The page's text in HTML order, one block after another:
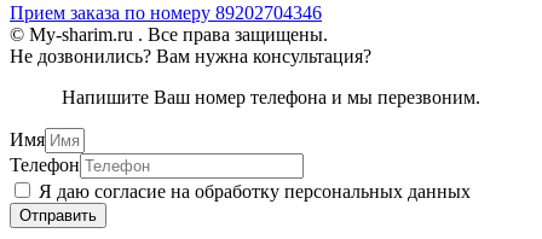
Прием заказа по номеру 89202704346
© My-sharim.ru . Все права защищены.
Не дозвонились? Вам нужна консультация?
Напишите Ваш номер телефона и мы перезвоним.
Имя
Телефон
Я даю согласие на обработку персональных данных
Отправить